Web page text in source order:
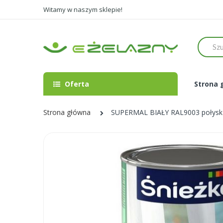
Witamy w naszym sklepie!
Szukaj
Oferta Strona
Strona główna SUPERMAL BIAŁY RAL9003